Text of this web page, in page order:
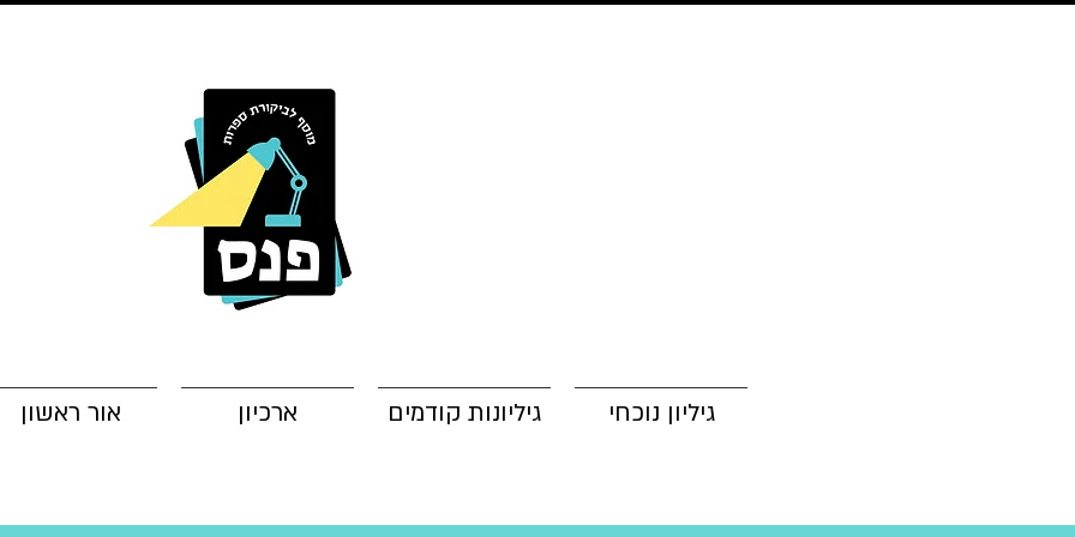
גיליון נוכחי גיליונות קודמים ארכיון אור ראשון